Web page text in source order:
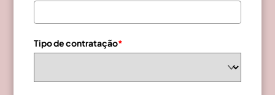
Tipo de contratação*